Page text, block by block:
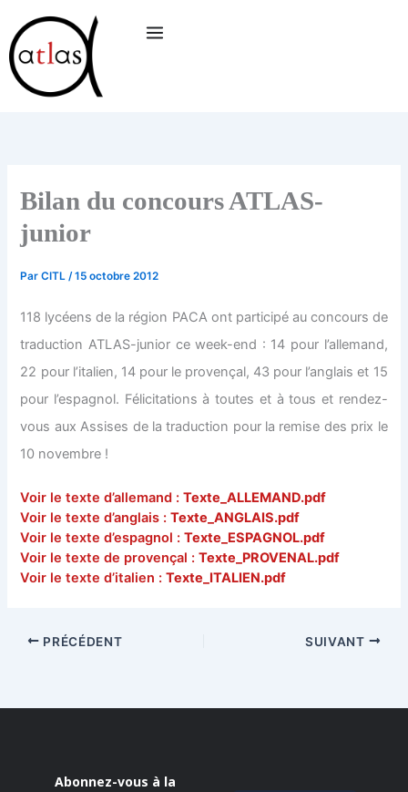
au
contenu
Bilan du concours ATLAS-
junior
ParCITL/15 octobre 2012
118 lycéens de la région PACA ont participé au concours de
traduction ATLAS-junior ce week-end : 14 pour l’allemand,
22 pour l’italien, 14 pour le provençal, 43 pour l’anglais et 15
pour l’espagnol. Félicitations à toutes et à tous et rendez-
vous aux Assises de la traduction pour la remise des prix le
10 novembre !
Voir le texte d’allemand :Texte_ALLEMAND.pdf
Voir le texte d’anglais :Texte_ANGLAIS.pdf
Voir le texte d’espagnol :Texte_ESPAGNOL.pdf
Voir le texte de provençal :Texte_PROVENAL.pdf
Voir le texte d’italien :Texte_ITALIEN.pdf
PRÉCÉDENT SUIVANT
Abonnez-vous à la